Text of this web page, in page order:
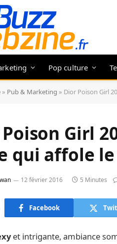
Pop culture
» Pub & Marketing » Dior Poison Girl
Girl
qui affole
12 février 2016 5 Minutes
Facebook
et intrigante, ambiance